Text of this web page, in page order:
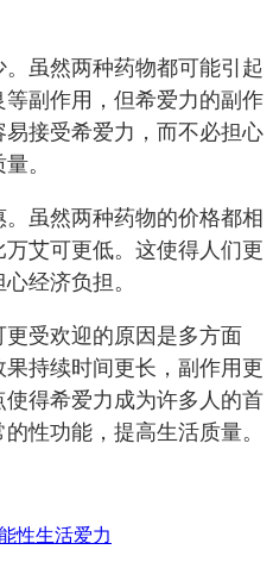
虽然两种药物都可能引起
副作用，但希爱力的副作
接受希爱力，而不必担心
。
虽然两种药物的价格都相
艾可更低。这使得人们更
经济负担。
受欢迎的原因是多方面
持续时间更长，副作用更
得希爱力成为许多人的首
性功能，提高生活质量。
性生活爱力